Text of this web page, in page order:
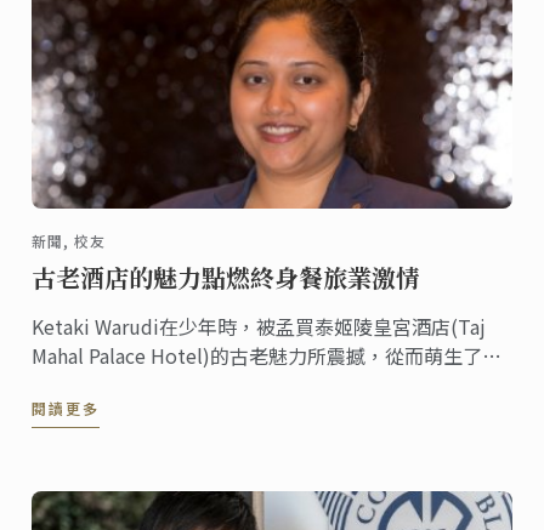
新聞, 校友
古老酒店的魅力點燃終身餐旅業激情
Ketaki Warudi在少年時，被孟買泰姬陵皇宮酒店(Taj
Mahal Palace Hotel)的古老魅力所震撼，從而萌生了在
閱讀更多